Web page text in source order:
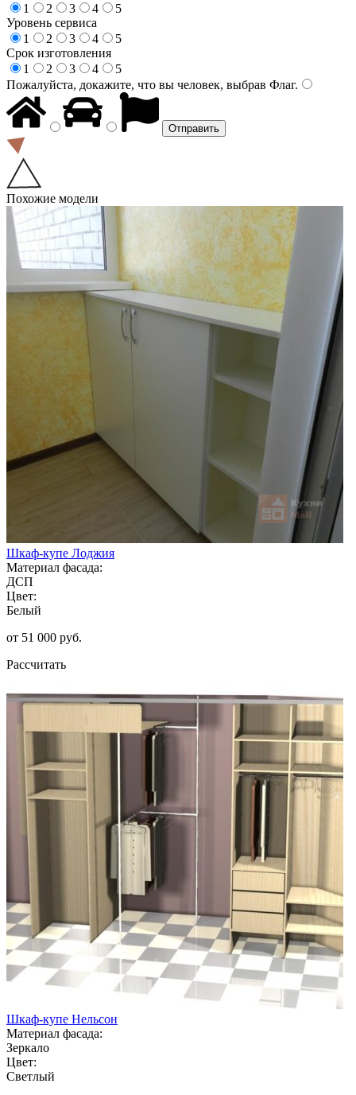
1
2 3 4
5
Уровень сервиса
1
2 3 4
5
Срок изготовления
1
2 3 4
5
Пожалуйста, докажите, что вы человек, выбрав Флаг.
Похожие модели
Шкаф-купе Лоджия
Материал фасада:
ДСП
Цвет:
Белый
от 51 000 руб.
Рассчитать
Шкаф-купе Нельсон
Материал фасада:
Зеркало
Цвет:
Светлый